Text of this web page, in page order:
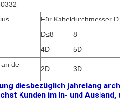
Für Kabeldurchmesser
D≤8
8
4D 5D
an der
2D 3D
diesbezüglich jahrelang
Kunden im In- und